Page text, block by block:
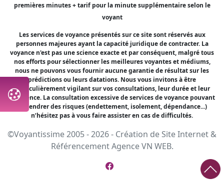
premières minutes + tarif pour la minute supplémentaire selon le
voyant
Les services de voyance présentés sur ce site sont réservés aux
personnes majeures ayant la capacité juridique de contracter. La
voyance n'est pas une science exacte et par conséquent, malgré tous
nos efforts pour sélectionner les meilleures voyantes et médiums,
nous ne pouvons vous fournir aucune garantie de résultat sur les
prédictions ou leurs datations. Nous vous invitons à être
particulièrement vigilant sur vos consultations, leur durée et leur
fréquence. La consultation excessive de services de voyance pouvant
engendrer des risques (endettement, isolement, dépendance...)
n’hésitez pas à vous faire assister en cas de difficultés.
©Voyantissime 2005 - 2026 - Création de Site Internet &
RéférencementAgence VN WEB.